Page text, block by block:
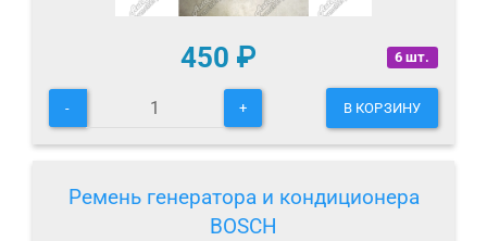
6 шт.
450 ₽
- + В КОРЗИНУ
Ремень генератора и кондиционера
BOSCH